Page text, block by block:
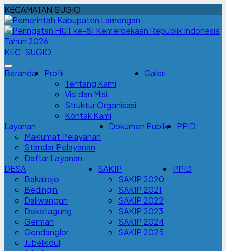
KECAMATAN SUGIO
KEC. SUGIO
Beranda
Profil
Tentang Kami
Visi dan Misi
Struktur Organisasi
Kontak Kami
Galeri
Layanan
Maklumat Pelayanan
Standar Pelayanan
Daftar Layanan
Dokumen Publik PPID
DESA
Bakalrejo
Bedingin
Daliwangun
Deketagung
German
Gondanglor
Jubelkidul
SAKIP
SAKIP 2020
SAKIP 2021
SAKIP 2022
SAKIP 2023
SAKIP 2024
SAKIP 2025
PPID